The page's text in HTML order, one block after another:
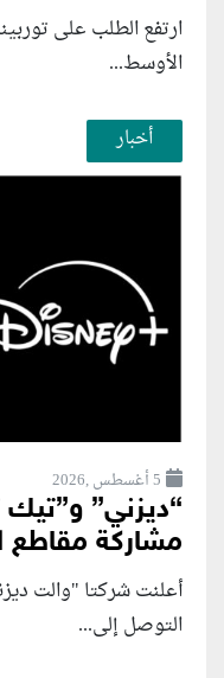
ارتفع الطلب على
الأوسط...
أخبار
5 أغسطس ,2026
“ديزني”
مشاركة مقاطع
أعلنت شركتا "والت
التوصل إلى...